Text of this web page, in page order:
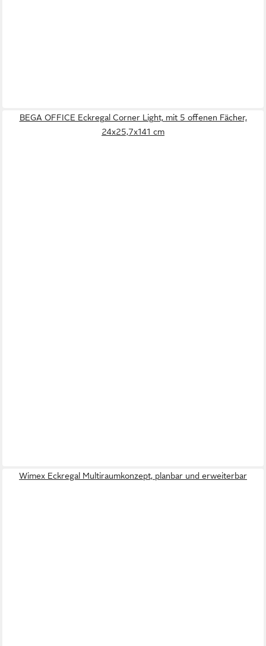
BEGA OFFICE Eckregal Corner Light, mit 5 offenen Fächer,
24x25,7x141 cm
Wimex Eckregal Multiraumkonzept, planbar und erweiterbar